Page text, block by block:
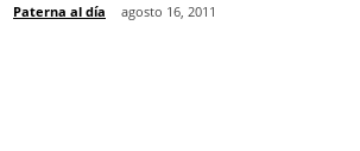
Paterna al día agosto 16, 2011